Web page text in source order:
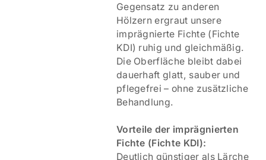
Gegensatz zu anderen
Hölzern ergraut unsere
imprägnierte Fichte (Fichte
KDI) ruhig und gleichmäßig.
Die Oberfläche bleibt dabei
dauerhaft glatt, sauber und
pflegefrei – ohne zusätzliche
Behandlung.
Vorteile der imprägnierten
Fichte (Fichte KDI):
Deutlich günstiger als Lärche